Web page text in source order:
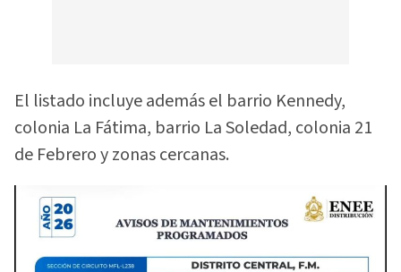
El listado incluye además el barrio Kennedy,
colonia La Fátima, barrio La Soledad, colonia 21
de Febrero y zonas cercanas.